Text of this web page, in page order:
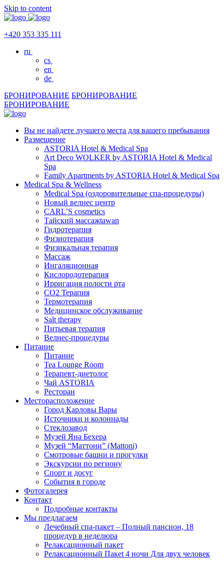
Skip to content
+420 353 335 111
ru
cs
en
de
БРОНИРОВАНИЕ БРОНИРОВАНИЕ
БРОНИРОВАНИЕ
Вы не найдете лучшего места для вашего пребывания
Размещение
ASTORIA Hotel & Medical Spa
Art Deco WOLKER by ASTORIA Hotel & Medical
Spa
Family Apartments by ASTORIA Hotel & Medical Spa
Medical Spa & Wellness
Medical Spa (оздоровительные спа-процедуры)
Новый велнес центр
CARL’S cosmetics
Тайский массажtawan
Гидротерапия
Физиотерапия
Физикальная терапия
Массаж
Ингаляционная
Кислородотерапия
Ирригация полости рта
CO2 Терапия
Термотерапия
Медицинское обслуживание
Salt therapy
Питьевая терапия
Велнес-процедуры
Питание
Питание
Tea Lounge Room
Терапевт-диетолог
Чай ASTORIA
Ресторан
Месторасположение
Город Карловы Вары
Источники и колоннады
Стеклозавод
Музей Яна Бехера
Музей “Маттони” (Mattoni)
Смотровые башни и прогулки
Экскурсии по региону
Спорт и досуг
События в городе
Фотогалерея
Контакт
Подробные контакты
Мы предлагаем
Лечебный спа-пакет – Полный пансион, 18
процедур в неделюpa
Релаксацио́нный пакет
Релаксацио́нный Пакеt 4 ночи Для двух человек